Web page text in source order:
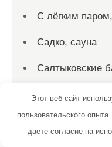
С лёгким
Садко, сауна
Салтыковские
Сауна, Сауна
Сауна, Сауна
Этот веб-сайт
пользовательского
даете согласие на